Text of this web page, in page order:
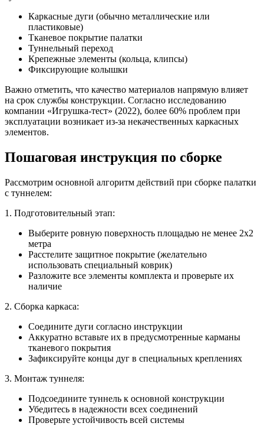
Каркасные дуги (обычно металлические или
пластиковые)
Тканевое покрытие палатки
Туннельный переход
Крепежные элементы (кольца, клипсы)
Фиксирующие колышки
Важно отметить, что качество материалов напрямую влияет
на срок службы конструкции. Согласно исследованию
компании «Игрушка-тест» (2022), более 60% проблем при
эксплуатации возникает из-за некачественных каркасных
элементов.
Пошаговая инструкция по сборке
Рассмотрим основной алгоритм действий при сборке палатки
с туннелем:
1. Подготовительный этап:
Выберите ровную поверхность площадью не менее 2х2
метра
Расстелите защитное покрытие (желательно
использовать специальный коврик)
Разложите все элементы комплекта и проверьте их
наличие
2. Сборка каркаса:
Соедините дуги согласно инструкции
Аккуратно вставьте их в предусмотренные карманы
тканевого покрытия
Зафиксируйте концы дуг в специальных креплениях
3. Монтаж туннеля:
Подсоедините туннель к основной конструкции
Убедитесь в надежности всех соединений
Проверьте устойчивость всей системы